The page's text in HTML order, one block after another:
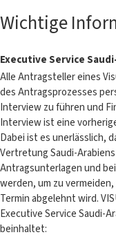
Wichtige
Executive Service
Alle Antragsteller eines
des Antragsprozesses
Interview zu führen und
Interview ist eine
Dabei ist es unerlässlich,
Vertretung Saudi-
Antragsunterlagen und
werden, um zu
Termin abgelehnt wird.
Executive Service Saudi-
beinhaltet: